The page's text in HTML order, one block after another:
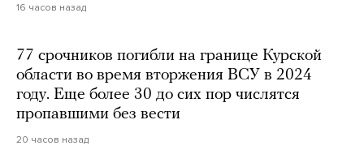
16 часов назад
77 срочников погибли на границе Курской
области во время вторжения ВСУ в 2024
году. Еще более 30 до сих пор числятся
пропавшими без вести
20 часов назад